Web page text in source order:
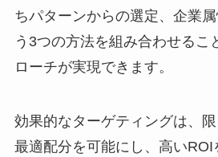
ちパターンからの選定、企業
う3つの方法を組み合わせるこ
ローチが実現できます。
効果的なターゲティングは、
最適配分を可能にし、高い